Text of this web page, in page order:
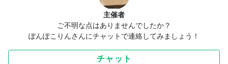
主催者
ご不明な点はありませんでしたか？
ぽんぽこりんさんにチャットで連絡してみましょう！
チャット